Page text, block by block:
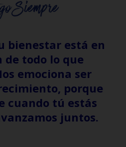
bienestar está en
de todo lo que
emociona ser
porque
cuando tú estás
juntos.